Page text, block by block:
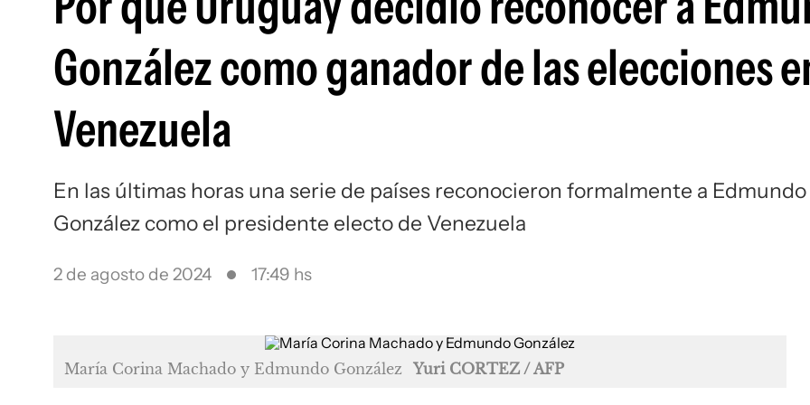
González como ganador de las elecciones
Venezuela
En las últimas horas una serie de países reconocieron formalmente a Edmundo
González como el presidente electo de Venezuela
2 de agosto de 2024 17:49 hs
María Corina Machado y Edmundo González Yuri CORTEZ / AFP